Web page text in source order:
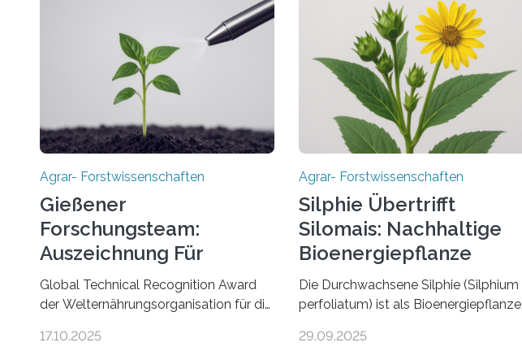
Agrar- Forstwissenschaften
Gießener
Forschungsteam:
Auszeichnung Für
Nachhaltigen
Pflanzenschutz
Global Technical Recognition Award
der Welternährungsorganisation für die
Schetelig am Institut für
17.10.2025
Agrar- Forstwissenschaften
Silphie Übertrifft
Silomais: Nachhaltige
Bioenergiepflanze
Die Durchwachsene Silphie (Silphium
perfoliatum) ist als Bioenergiepflanze
zu Silomais. Das ist das Ergebnis einer
29.09.2025